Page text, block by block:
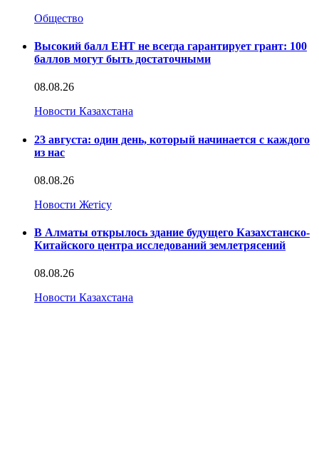
Общество
Высокий балл ЕНТ не всегда гарантирует грант: 100
баллов могут быть достаточными
08.08.26
Новости Казахстана
23 августа: один день, который начинается с каждого
из нас
08.08.26
Новости Жетісу
В Алматы открылось здание будущего Казахстанско-
Китайского центра исследований землетрясений
08.08.26
Новости Казахстана